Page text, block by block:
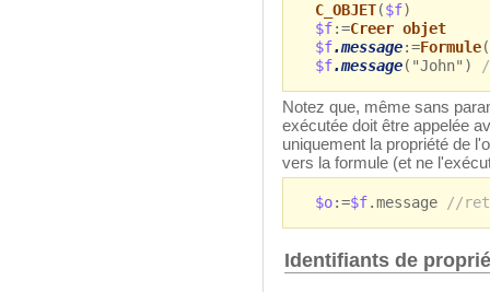
C_OBJET($f)
$f:=Creer objet
$f.message:=Formule(
$f.message("John")
Notez que, même sans
exécutée doit être appelée
uniquement la propriété de
vers la formule (et ne
$o:=$f.message //
Identifiants de